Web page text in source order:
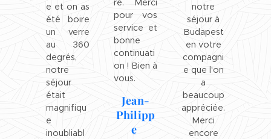
e et on as
été boire
un verre
au 360
degrés,
notre
séjour
était
magnifiqu
e
inoubliabl
re. Merci
pour vos
service et
bonne
continuati
on ! Bien à
vous.
Jean-
Philipp
e
notre
séjour à
Budapest
en votre
compagni
e que l'on
a
beaucoup
appréciée.
Merci
encore